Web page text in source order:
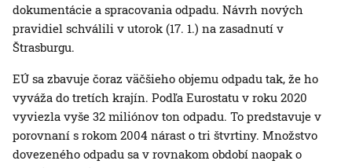
dokumentácie a spracovania odpadu. Návrh nových
pravidiel schválili v utorok (17. 1.) na zasadnutí v
Štrasburgu.
EÚ sa zbavuje čoraz väčšieho objemu odpadu tak, že ho
vyváža do tretích krajín. Podľa Eurostatu v roku 2020
vyviezla vyše 32 miliónov ton odpadu. To predstavuje v
porovnaní s rokom 2004 nárast o tri štvrtiny. Množstvo
dovezeného odpadu sa v rovnakom období naopak o